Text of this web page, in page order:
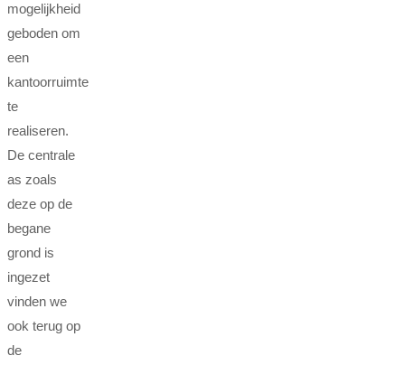
mogelijkheid
geboden om
een
kantoorruimte
te
realiseren.
De centrale
as zoals
deze op de
begane
grond is
ingezet
vinden we
ook terug op
de